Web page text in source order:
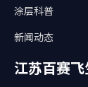
涂层科普
新闻动态
江苏百赛